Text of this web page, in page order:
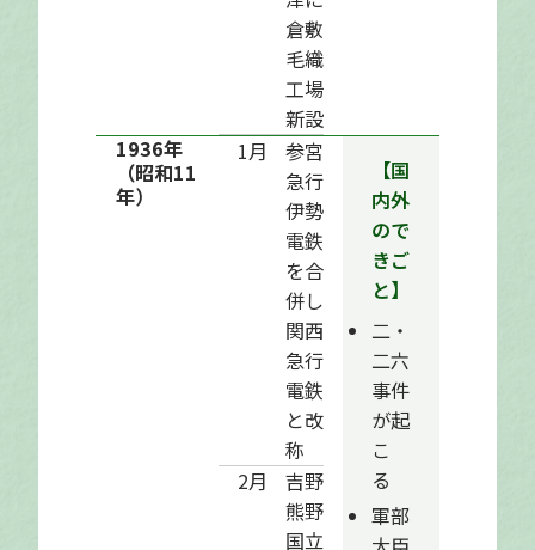
倉敷
毛織
工場
新設
1936年
（昭和11
年）
1月
参宮
急行
伊勢
電鉄
を合
併し
関西
急行
電鉄
と改
称
2月
吉野
熊野
国立
【国
内外
ので
きご
と】
二・
二六
事件
が起
こ
る
軍部